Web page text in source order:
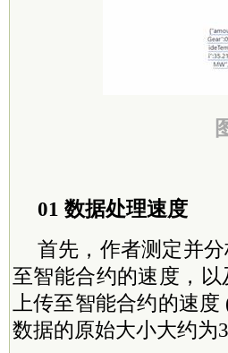
01 数据处理速度
首先，作者测定并
至智能合约的速度，
上传至智能合约的速
数据的原始大小大约为